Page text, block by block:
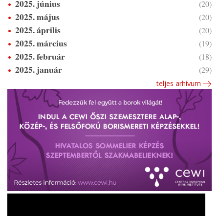
2025. június (20)
2025. május (20)
2025. április (20)
2025. március (19)
2025. február (18)
2025. január (29)
teljes arhívum